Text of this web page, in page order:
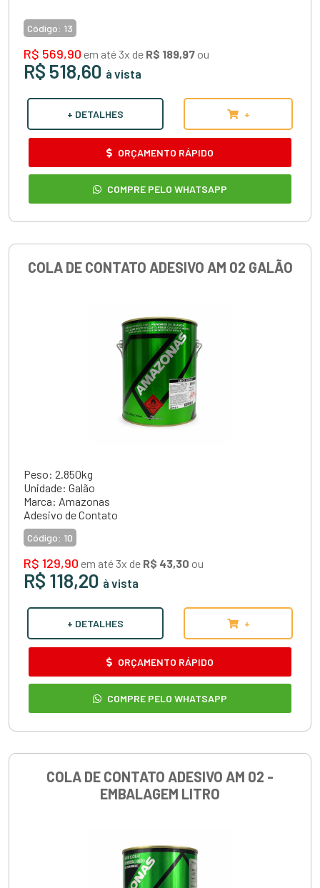
Código: 13
R$ 569,90 em até 3x de R$ 189,97 ou
R$ 518,60 à vista
+ DETALHES +
ORÇAMENTO RÁPIDO
COMPRE PELO WHATSAPP
COLA DE CONTATO ADESIVO AM 02 GALÃO
Peso: 2.850kg
Unidade: Galão
Marca: Amazonas
Adesivo de Contato
Código: 10
R$ 129,90 em até 3x de R$ 43,30 ou
R$ 118,20 à vista
+ DETALHES +
ORÇAMENTO RÁPIDO
COMPRE PELO WHATSAPP
COLA DE CONTATO ADESIVO AM 02 -
EMBALAGEM LITRO